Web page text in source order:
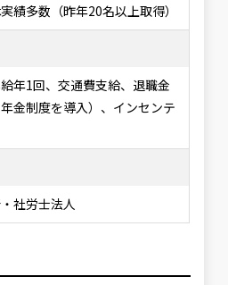
績多数（昨年20名以上取得）
年1回、交通費支給、退職金
金制度を導入）、インセンテ
社労士法人